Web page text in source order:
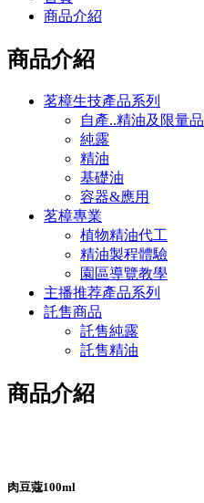
商品介紹
商品介紹
茗樟生技產品系列
自產..精油及限量品
純露
精油
基礎油
容器&應用
茗樟專業
植物精油代工
精油製程體驗
園區導覽教學
主播推荐產品系列
託售商品
託售純露
託售精油
商品介紹
肉豆蔻100ml